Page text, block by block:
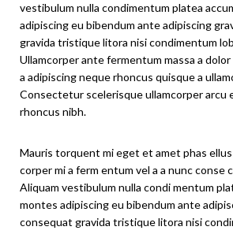
vestibulum nulla condimentum platea
adipiscing eu bibendum ante adipiscing
gravida tristique litora nisi condimentum
Ullamcorper ante fermentum massa a
a adipiscing neque rhoncus quisque a
Consectetur scelerisque ullamcorper arcu
rhoncus nibh.
Mauris torquent mi eget et amet phas
corper mi a ferm entum vel a a nunc conse
Aliquam vestibulum nulla condi mentum
montes adipiscing eu bibendum ante
consequat gravida tristique litora nisi